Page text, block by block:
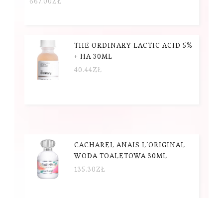
THE ORDINARY LACTIC ACID 5%
+ HA 30ML
40.44ZŁ
CACHAREL ANAIS L´ORIGINAL
WODA TOALETOWA 30ML
135.30ZŁ